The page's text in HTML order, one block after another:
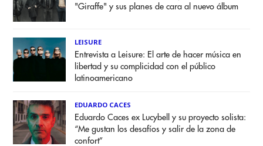
"Giraffe" y sus planes de cara al nuevo álbum
LEISURE
Entrevista a Leisure: El arte de hacer música en
libertad y su complicidad con el público
latinoamericano
EDUARDO CACES
Eduardo Caces ex Lucybell y su proyecto solista:
“Me gustan los desafíos y salir de la zona de
confort”